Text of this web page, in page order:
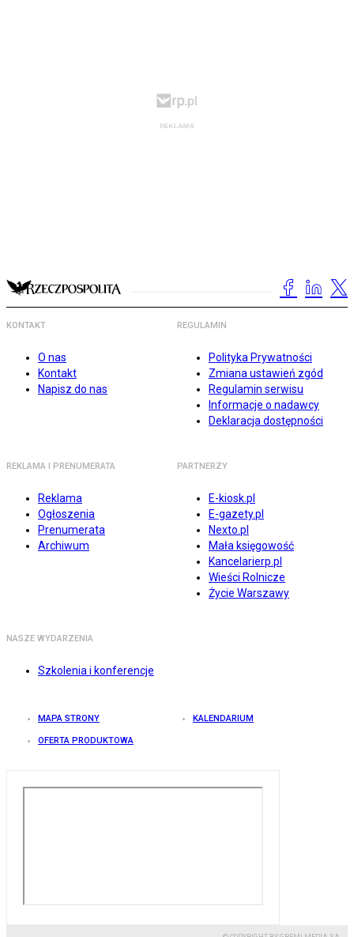
KONTAKT
O nas
Kontakt
Napisz do nas
REGULAMIN
Polityka Prywatności
Zmiana ustawień zgód
Regulamin serwisu
Informacje o nadawcy
Deklaracja dostępności
REKLAMA I PRENUMERATA
Reklama
Ogłoszenia
Prenumerata
Archiwum
PARTNERZY
E-kiosk.pl
E-gazety.pl
Nexto.pl
Mała księgowość
Kancelarierp.pl
Wieści Rolnicze
Życie Warszawy
NASZE WYDARZENIA
Szkolenia i konferencje
MAPA STRONY KALENDARIUM
OFERTA PRODUKTOWA